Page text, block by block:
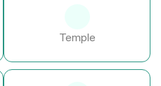
Temple